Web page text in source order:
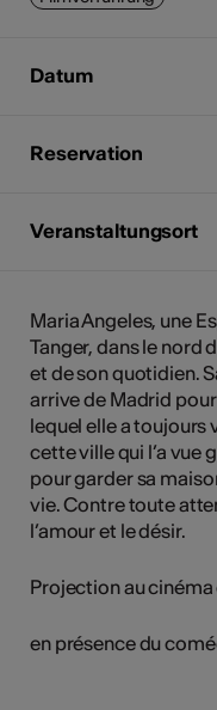
Datum
Reservation
Veranstaltungsort
Maria Angeles, une
Tanger, dans le nord
et de son quotidien.
arrive de Madrid
lequel elle a toujours
cette ville qui l’a vue
pour garder sa
vie. Contre toute
l’amour et le désir.
Projection au
en présence du